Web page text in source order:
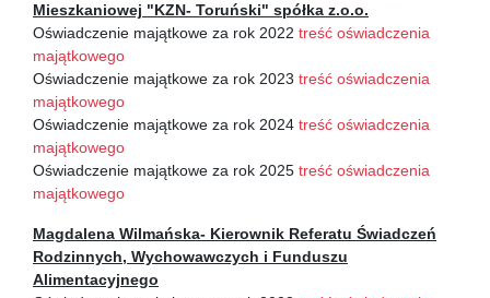
Mieszkaniowej "KZN- Toruński" spółka z.o.o.
Oświadczenie majątkowe za rok 2022 treść oświadczenia
majątkowego
Oświadczenie majątkowe za rok 2023 treść oświadczenia
majątkowego
Oświadczenie majątkowe za rok 2024 treść oświadczenia
majątkowego
Oświadczenie majątkowe za rok 2025 treść oświadczenia
majątkowego
Magdalena Wilmańska- Kierownik Referatu Świadczeń
Rodzinnych, Wychowawczych i Funduszu
Alimentacyjnego